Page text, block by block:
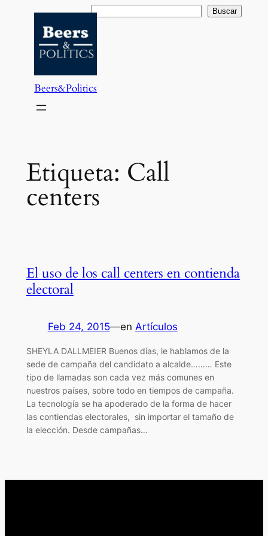
contenido
Buscar Buscar
Beers&Politics
Etiqueta: Call
centers
El uso de los call centers en contienda
electoral
Feb 24, 2015—en Artículos
SHEYLA DALLMEIER Buenos días, le hablamos de la
sede de campaña del candidato a alcalde……… Este
tipo de llamadas son cada vez más comunes en
nuestros países, sobre todo en tiempos de campaña.
La tecnología se ha apoderado de la forma de hacer
las contiendas electorales, sin importar el tamaño de
la elección. Desde campañas…